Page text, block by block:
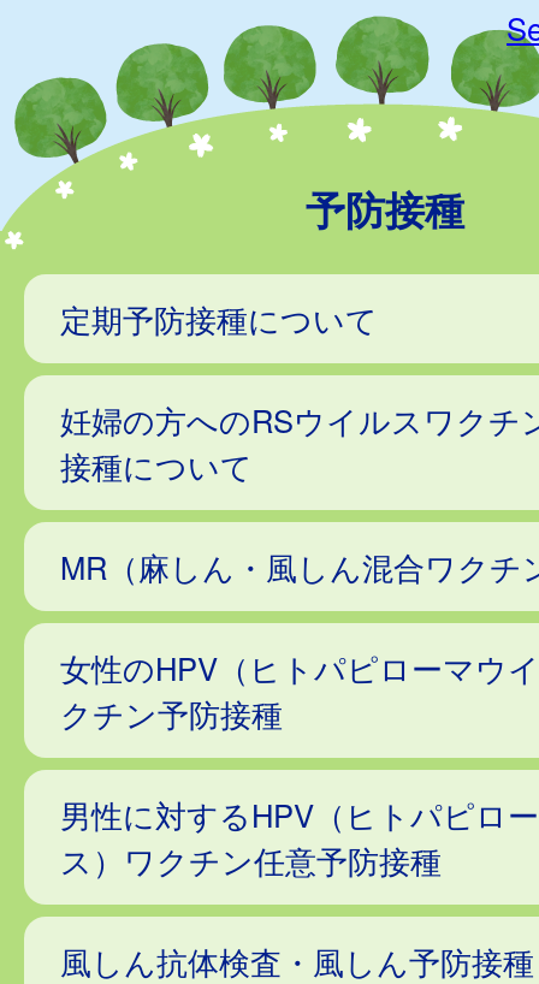
予防接種
定期予防接種について
妊婦の方へのRSウイルスワクチ
接種について
MR（麻しん・風しん混合ワクチ
女性のHPV（ヒトパピローマウ
クチン予防接種
男性に対するHPV（ヒトパピロ
ス）ワクチン任意予防接種
風しん抗体検査・風しん予防接種